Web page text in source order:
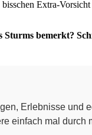
Extra-
bemerkt?
Erlebnisse
einfach mal durch